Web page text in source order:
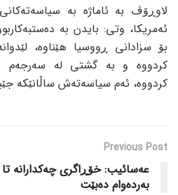
لاوڕۆڤ بە ئاماژە بە
ئەمریکا، وتی: بایدن بە
بۆ سزادانی ڕووسیا هێناوە،
کردووە و بە گشتی لە سەرجەم
کردووە، ئەم سیاسەتەش ساڵانێکە
Previous Post
عەسائیب: خۆڕاگری چەکدارانە
بەردەوام دەبێت